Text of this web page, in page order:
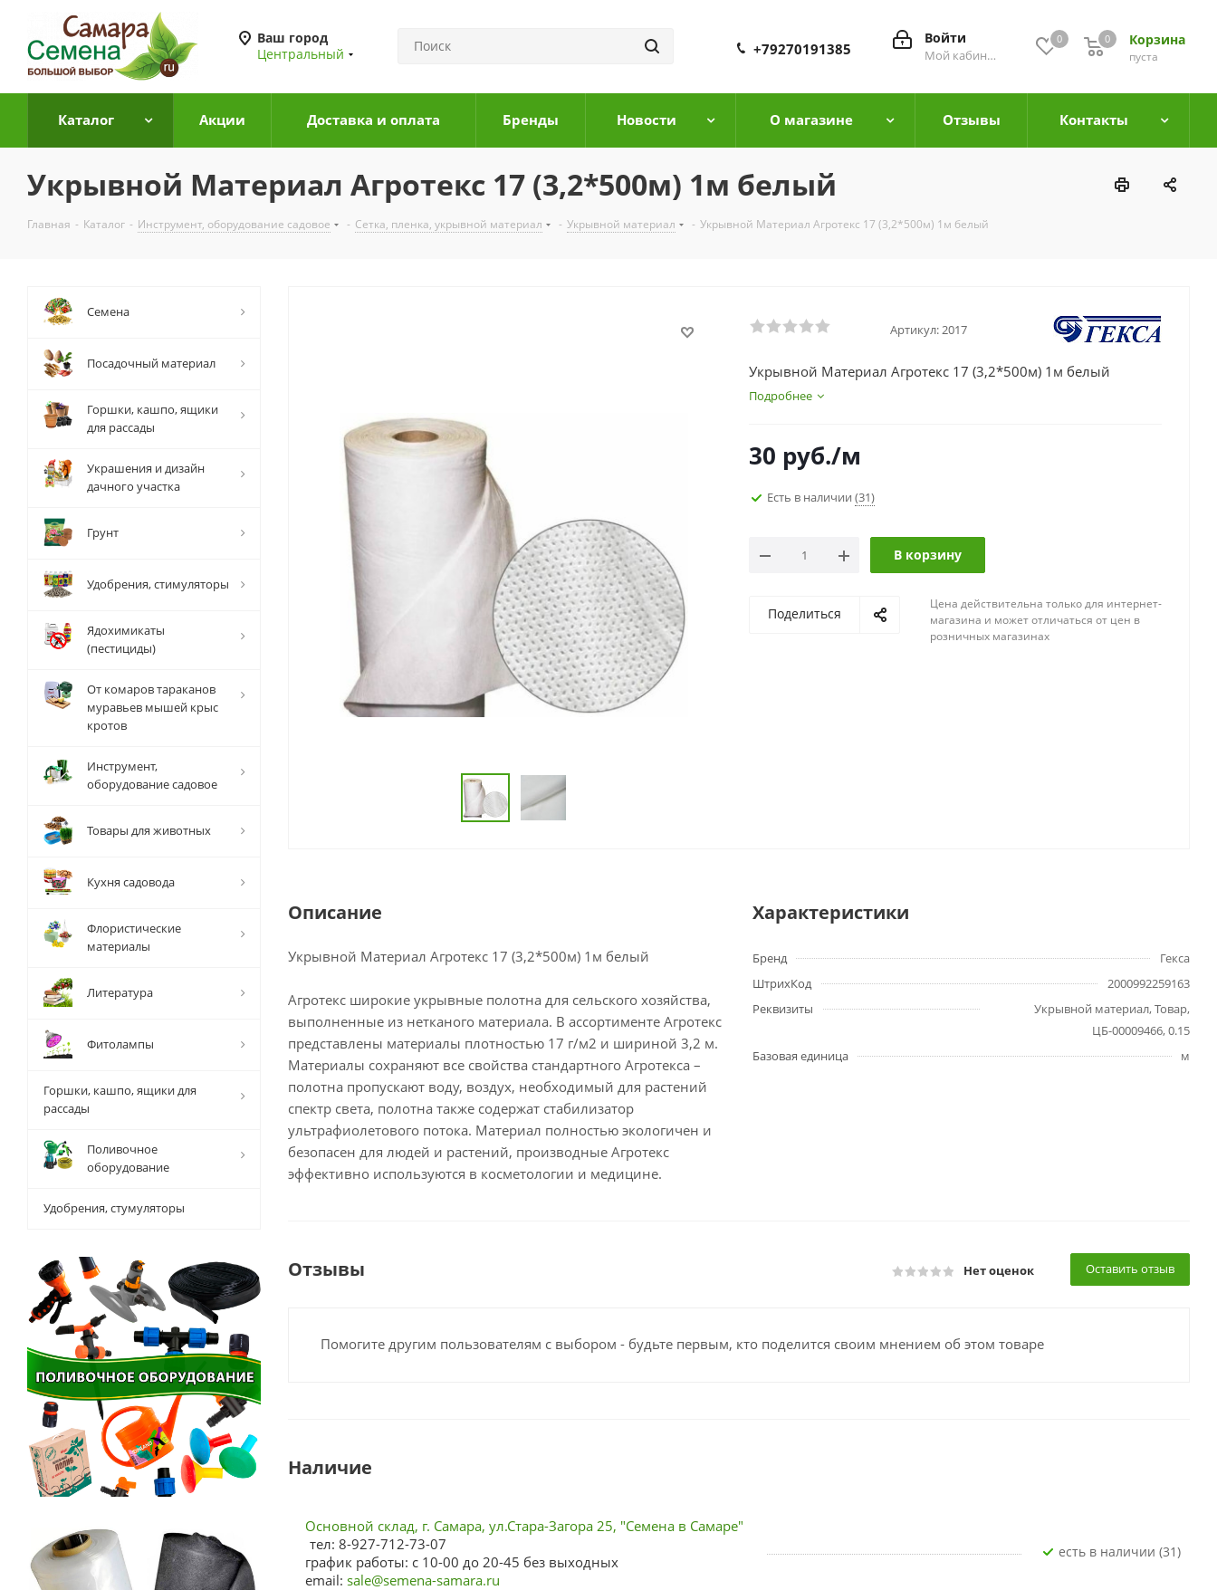
Ваш город
Центральный
0 Корзина
0
пуста
0
Войти
Мой кабинет
+79270191385
Каталог Акции Доставка и оплата Бренды Новости О магазине Отзывы Контакты
Укрывной Материал Агротекс 17 (3,2*500м) 1м белый
Главная - Каталог - Инструмент, оборудование садовое - Сетка, пленка, укрывной материал - Укрывной материал - Укрывной Материал Агротекс 17 (3,2*500м) 1м белый
Артикул: 2017
Укрывной Материал Агротекс 17 (3,2*500м) 1м белый
Подробнее
30 руб./м
Есть в наличии (31)
В корзину
Поделиться
Цена действительна только для интернет-
магазина и может отличаться от цен в
розничных магазинах
Описание
Укрывной Материал Агротекс 17 (3,2*500м) 1м белый
Агротекс широкие укрывные полотна для сельского хозяйства,
выполненные из нетканого материала. В ассортименте Агротекс
представлены материалы плотностью 17 г/м2 и шириной 3,2 м.
Материалы сохраняют все свойства стандартного Агротекса –
полотна пропускают воду, воздух, необходимый для растений
спектр света, полотна также содержат стабилизатор
ультрафиолетового потока. Материал полностью экологичен и
безопасен для людей и растений, производные Агротекс
эффективно используются в косметологии и медицине.
Характеристики
Бренд
Гекса
ШтрихКод
2000992259163
Реквизиты
Укрывной материал, Товар,
ЦБ-00009466, 0.15
Базовая единица
м
Отзывы Нет оценок Оставить отзыв
Помогите другим пользователям с выбором - будьте первым, кто поделится своим мнением об этом товаре
Наличие
Основной склад, г. Самара, ул.Стара-Загора 25, "Семена в Самаре"
тел: 8-927-712-73-07
график работы: с 10-00 до 20-45 без выходных
email: sale@semena-samara.ru
Есть в наличии (31)
Семена
Посадочный материал
Горшки, кашпо, ящики
для рассады
Украшения и дизайн
дачного участка
Грунт
Удобрения, стимуляторы
Ядохимикаты
(пестициды)
От комаров тараканов
муравьев мышей крыс
кротов
Инструмент,
оборудование садовое
Товары для животных
Кухня садовода
Флористические
материалы
Литература
Фитолампы
Горшки, кашпо, ящики для
рассады
Поливочное
оборудование
Удобрения, стумуляторы